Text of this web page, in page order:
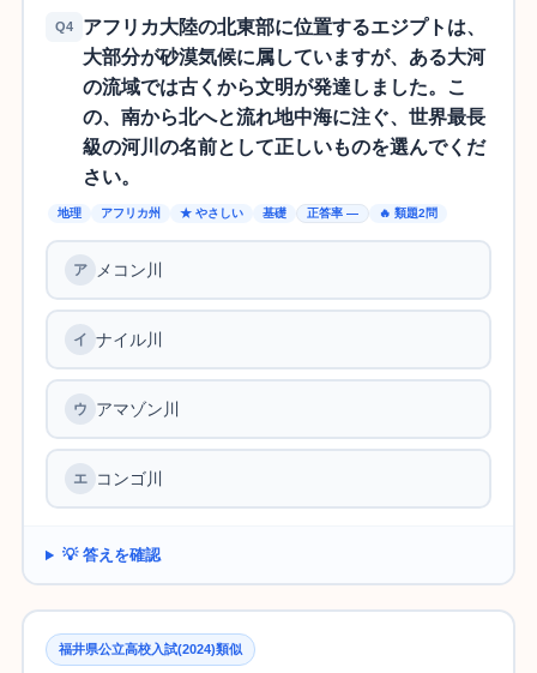
Q4
アフリカ大陸の北東部に位置するエジプトは、
大部分が砂漠気候に属していますが、ある大河
の流域では古くから文明が発達しました。こ
の、南から北へと流れ地中海に注ぐ、世界最長
級の河川の名前として正しいものを選んでくだ
さい。
地理 アフリカ州 ★ やさしい 基礎 正答率 — 🔥 類題2問
メコン川
ナイル川
アマゾン川
コンゴ川
💡 答えを確認
福井県公立高校入試(2024)類似